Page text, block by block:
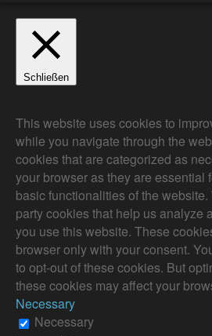
Schließen
This website uses cookies to
while you navigate through the
cookies that are categorized as
your browser as they are essential
basic functionalities of the
party cookies that help us analyze
you use this website. These
browser only with your consent.
to opt-out of these cookies. But
these cookies may affect your
Necessary
Necessary